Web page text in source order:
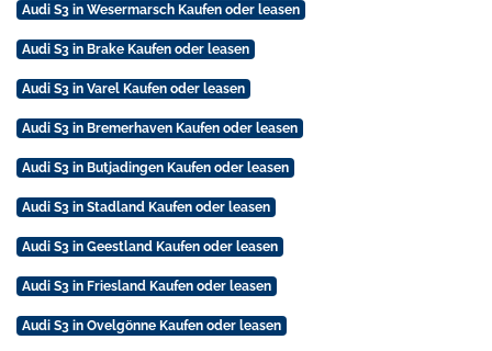
Audi S3 in Wesermarsch Kaufen oder leasen
Audi S3 in Brake Kaufen oder leasen
Audi S3 in Varel Kaufen oder leasen
Audi S3 in Bremerhaven Kaufen oder leasen
Audi S3 in Butjadingen Kaufen oder leasen
Audi S3 in Stadland Kaufen oder leasen
Audi S3 in Geestland Kaufen oder leasen
Audi S3 in Friesland Kaufen oder leasen
Audi S3 in Ovelgönne Kaufen oder leasen